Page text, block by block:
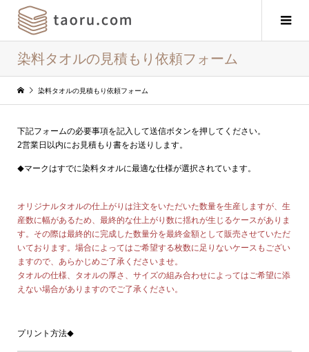
染料タオルの見積もり依頼フォーム
染料タオルの見積もり依頼フォーム
下記フォームの必要事項を記入して送信ボタンを押してください。
2営業日以内にお見積もり書をお送りします。
◆マークはすでに染料タオルに最適な仕様が選択されています。
オリジナルタオルの仕上がりは注文をいただいた数量を生産しますが、生
産数に幅があるため、最終的な仕上がり数に揺れが生じるケースがありま
す。その際は最終的に完成した数量分を最終金額として販売させていただ
いております。場合によってはご希望する枚数に足りないケースもござい
ますので、あらかじめご了承くださいませ。
タオルの仕様、タオルの厚さ、サイズの組み合わせによってはご希望に添
えない場合がありますのでご了承ください。
プリント方法◆